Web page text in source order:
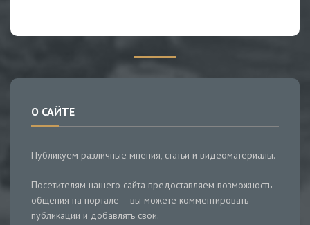
О САЙТЕ
Публикуем различные мнения, статьи и видеоматериалы.
Посетителям нашего сайта предоставляем возможность
общения на портале – вы можете комментировать
публикации и добавлять свои.